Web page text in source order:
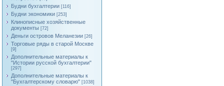
Будни бухгалтерии [116]
Будни экономики [253]
Клинописные хозяйственные
документы [72]
Деньги островов Меланезии [26]
Торговые ряды в старой Москве
[9]
Дополнительные материалы к
"Истории русской бухгалтерии"
[297]
Дополнительные материалы к
"Бухгалтерскому словарю" [1038]